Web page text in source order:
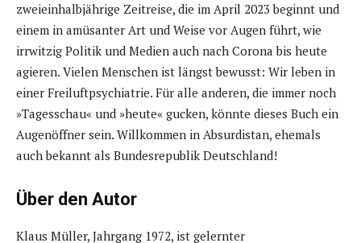
zweieinhalbjährige Zeitreise, die im April 2023 beginnt und
einem in amüsanter Art und Weise vor Augen führt, wie
irrwitzig Politik und Medien auch nach Corona bis heute
agieren. Vielen Menschen ist längst bewusst: Wir leben in
einer Freiluftpsychiatrie. Für alle anderen, die immer noch
»Tagesschau« und »heute« gucken, könnte dieses Buch ein
Augenöffner sein. Willkommen in Absurdistan, ehemals
auch bekannt als Bundesrepublik Deutschland!
Über den Autor
Klaus Müller, Jahrgang 1972, ist gelernter